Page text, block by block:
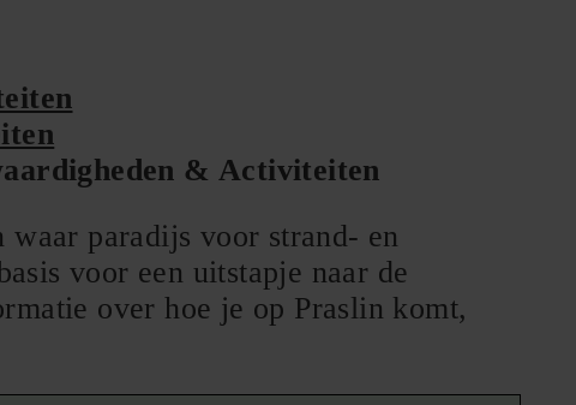
& Activiteiten
waar paradijs voor strand- en
voor een uitstapje naar de
over hoe je op Praslin komt,